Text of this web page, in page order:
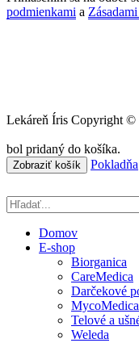
podmienkami a
Lekáreň Íris Copyright ©
bol pridaný do košíka.
Zobraziť košík Pokladňa
Domov
E-shop
Biorganica
CareMedica
Darčekové
MycoMedica
Telové a
Weleda